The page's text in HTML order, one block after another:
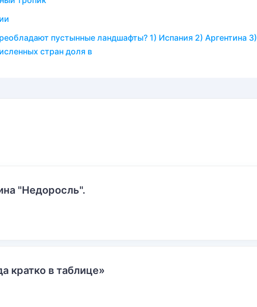
пустынные ландшафты? 1) Испания 2) Аргентина 3)
стран доля в
"Недоросль".
кратко в таблице»